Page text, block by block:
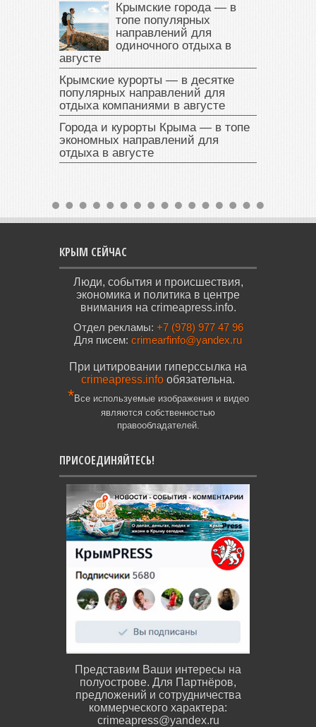
Крымские города — в
топе популярных
направлений для
одиночного отдыха в
августе
Крымские курорты — в десятке
популярных направлений для
отдыха компаниями в августе
Города и курорты Крыма — в топе
экономных направлений для
отдыха в августе
КРЫМ СЕЙЧАС
Люди, события и происшествия,
экономика и политика в центре
внимания на crimeapress.info.
Отдел рекламы: +7 (978) 977 47 96
Для писем: crimearfinfo@yandex.ru
При цитировании гиперссылка на
crimeapress.info обязательна.
*Все используемые изображения и видео
являются собственностью
правообладателей.
ПРИСОЕДИНЯЙТЕСЬ!
Представим Ваши интересы на
полуострове. Для Партнёров,
предложений и сотрудничества
коммерческого характера:
crimeapress@yandex.ru